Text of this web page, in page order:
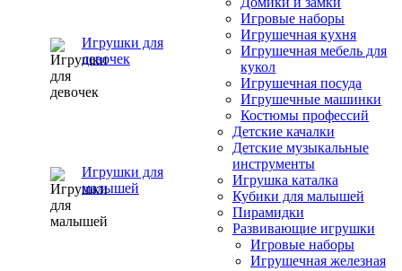
Игрушки для
девочек
Игровые наборы
Игрушечная кухня
Игрушечная мебель для
кукол
Игрушечная посуда
Игрушечные машинки
Костюмы профессий
Игрушки для
малышей
Детские качалки
Детские музыкальные
инструменты
Игрушка каталка
Кубики для малышей
Пирамидки
Развивающие игрушки
Игровые наборы
Игрушечная железная